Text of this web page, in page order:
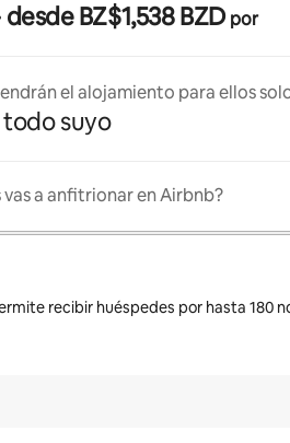
· desde BZ$1,538 BZDpor
el alojamiento para ellos
todo suyo
a anfitrionar en Airbnb?
recibir huéspedes por hasta 180